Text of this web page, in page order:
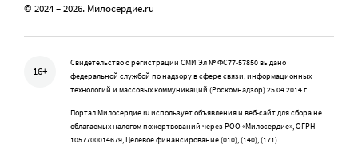
© 2024 – 2026. Милосердие.ru
16+
Свидетельство о регистрации СМИ Эл № ФС77-57850 выдано
федеральной службой по надзору в сфере связи, информационных
технологий и массовых коммуникаций (Роскомнадзор) 25.04.2014 г.
Портал Милосердие.ru использует объявления и веб-сайт для сбора не
облагаемых налогом пожертвований через РОО «Милосердие», ОГРН
1057700014679, Целевое финансирование (010), (140), (171)